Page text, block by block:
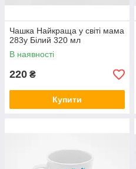
Чашка Найкраща у світі мама
283у Білий 320 мл
В наявності
220 ₴
Купити